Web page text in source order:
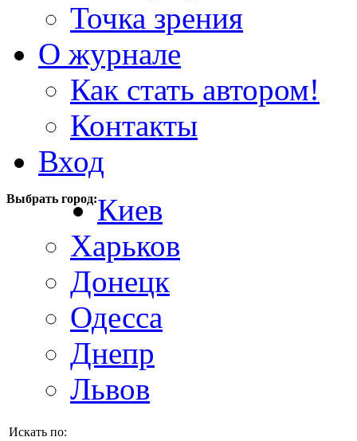
Точка зрения
О журнале
Как стать автором!
Контакты
Вход
Выбрать город:Киев
Харьков
Донецк
Одесса
Днепр
Львов
Искать по: